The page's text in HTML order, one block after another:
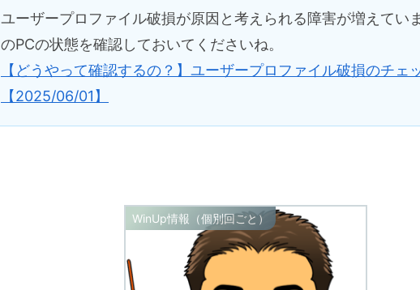
ユーザープロファイル破損が原因と考えられる障害が増えてい
のPCの状態を確認しておいてくださいね。
【どうやって確認するの？】ユーザープロファイル破損のチェ
【2025/06/01】
WinUp情報（個別回ごと）